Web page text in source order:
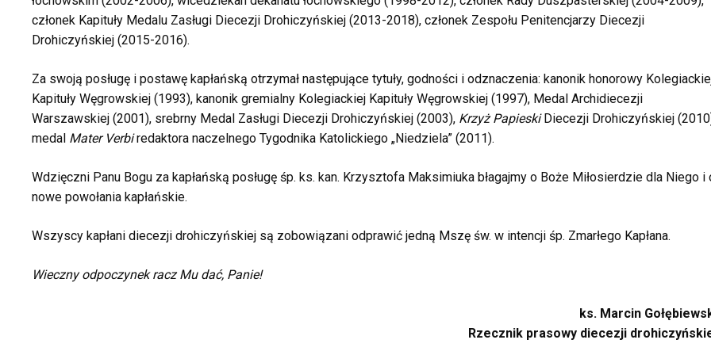
członek Kapituły Medalu Zasługi Diecezji Drohiczyńskiej (2013-2018), członek Zespołu Penitencjarzy Diecezji
Drohiczyńskiej (2015-2016).
Za swoją posługę i postawę kapłańską otrzymał następujące tytuły, godności i odznaczenia: kanonik honorowy
Kapituły Węgrowskiej (1993), kanonik gremialny Kolegiackiej Kapituły Węgrowskiej (1997), Medal Archidiecezji
Warszawskiej (2001), srebrny Medal Zasługi Diecezji Drohiczyńskiej (2003), Krzyż PapieskiDiecezji Drohiczyńskiej
medal Mater Verbiredaktora naczelnego Tygodnika Katolickiego „Niedziela” (2011).
Wdzięczni Panu Bogu za kapłańską posługę śp. ks. kan. Krzysztofa Maksimiuka błagajmy o Boże Miłosierdzie dla Niego i
nowe powołania kapłańskie.
Wszyscy kapłani diecezji drohiczyńskiej są zobowiązani odprawić jedną Mszę św. w intencji śp. Zmarłego Kapłana.
Wieczny odpoczynek racz Mu dać, Panie!
ks. Marcin
Rzecznik prasowy diecezji